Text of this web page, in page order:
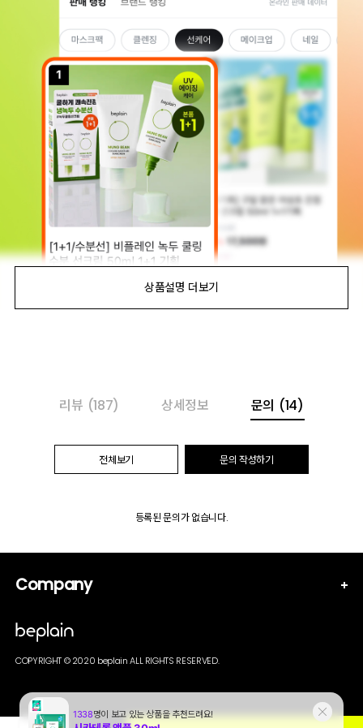
리뷰 (187) 상세정보 문의 (14)
전체보기 문의 작성하기
등록된 문의가 없습니다.
Company
COPYRIGHT © 2020 beplain ALL RIGHTS RESERVED.